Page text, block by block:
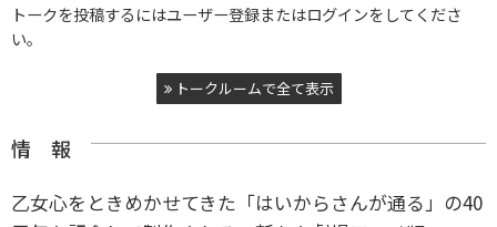
トークを投稿するにはユーザー登録またはログインをしてくださ
い。
トークルームで全て表示
情 報
乙女心をときめかせてきた「はいからさんが通る」の40